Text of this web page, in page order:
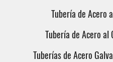
Tubería de Acero
Tubería de Acero al
Tuberías de Acero